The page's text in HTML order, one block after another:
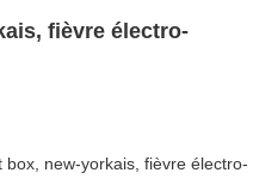
fièvre électro-